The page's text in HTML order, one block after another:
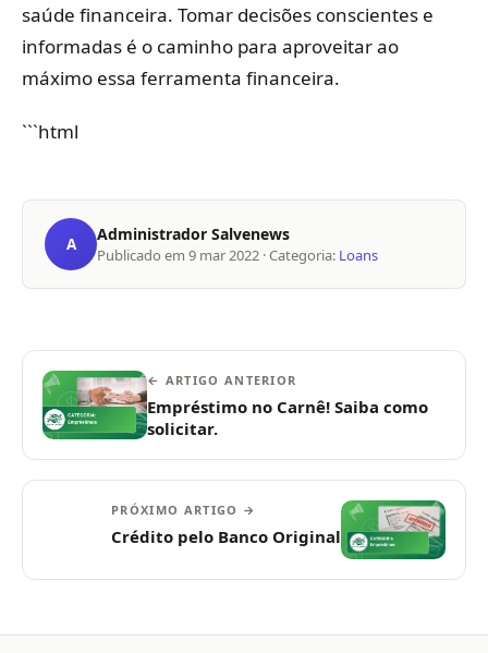
saúde financeira. Tomar decisões conscientes e
informadas é o caminho para aproveitar ao
máximo essa ferramenta financeira.
```html
A Administrador Salvenews
Publicado em 9 mar 2022 · Categoria: Loans
← ARTIGO ANTERIOR
Empréstimo no Carnê! Saiba como
solicitar.
PRÓXIMO ARTIGO →
Crédito pelo Banco Original